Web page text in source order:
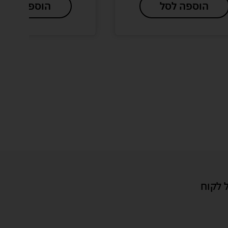
הוספה לסל הוספה לסל
לקוח